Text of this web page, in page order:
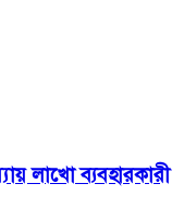
লাখো ব্যবহারকারী